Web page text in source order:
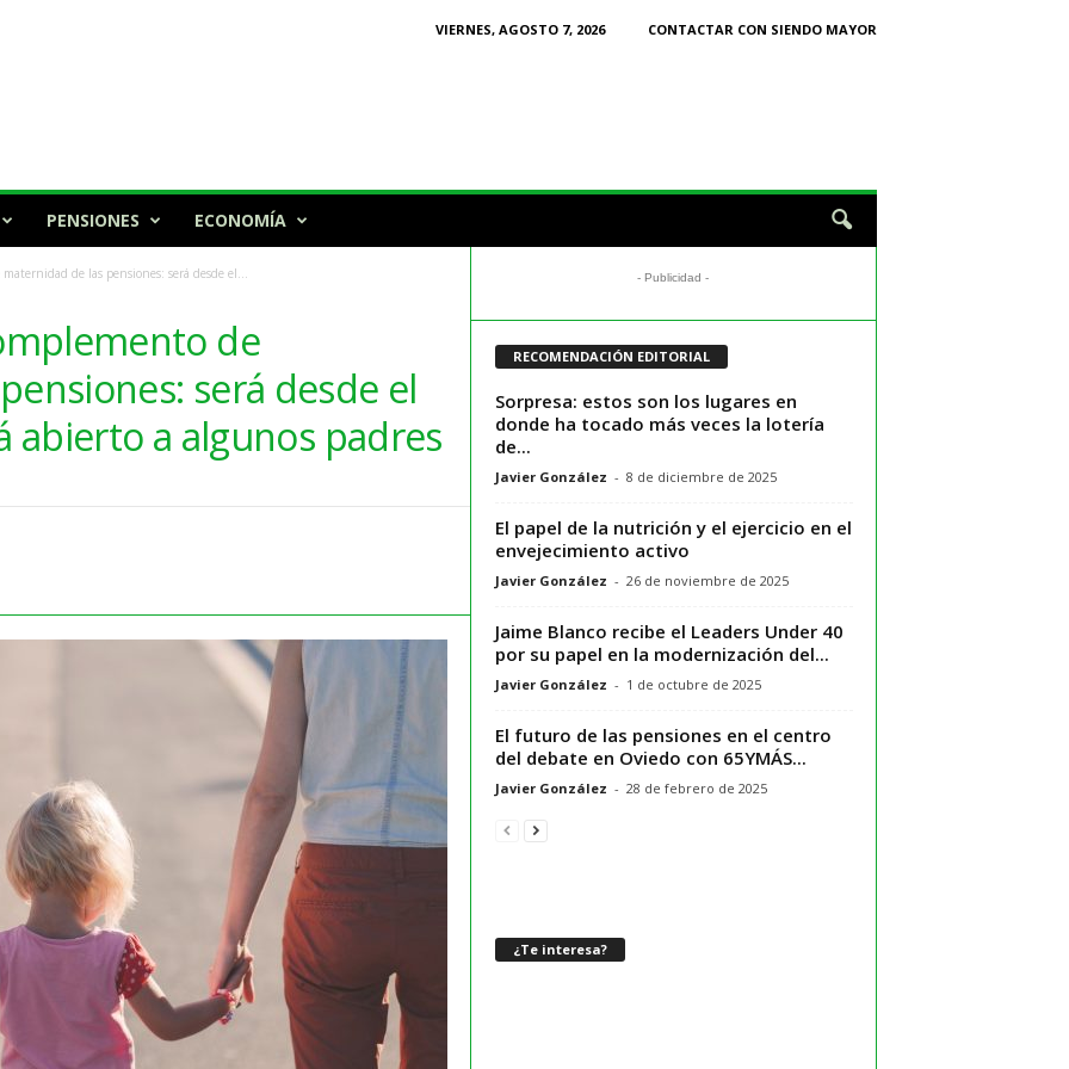
VIERNES, AGOSTO 7, 2026
CONTACTAR CON SIENDO MAYOR
PENSIONES ECONOMÍA
de las pensiones: será desde el...
de
será desde el
abierto a algunos padres
- Publicidad -
RECOMENDACIÓN EDITORIAL
Sorpresa: estos son los lugares en
donde ha tocado más veces la lotería
de...
Javier González - 8 de diciembre de 2025
El papel de la nutrición y el ejercicio en el
envejecimiento activo
Javier González - 26 de noviembre de 2025
Jaime Blanco recibe el Leaders Under 40
por su papel en la modernización del...
Javier González - 1 de octubre de 2025
El futuro de las pensiones en el centro
del debate en Oviedo con 65YMÁS...
Javier González - 28 de febrero de 2025
¿Te interesa?